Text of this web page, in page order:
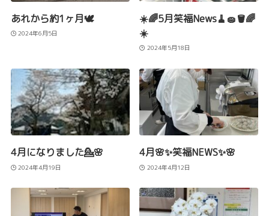
あれから約1ヶ月🕊️
2024年6月5日
☀️🌈5月笑福News🧹🧽🪣🌈
☀️
2024年5月18日
4月になりました💁🌸
2024年4月19日
4月🌸✨笑福NEWS✨🌸
2024年4月12日